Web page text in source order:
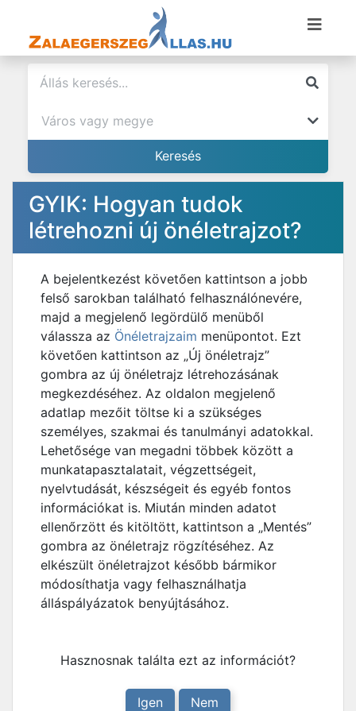
GYIK: Hogyan tudok
létrehozni új önéletrajzot?
A bejelentkezést követően kattintson a jobb
felső sarokban található felhasználónevére,
majd a megjelenő legördülő menüből
válassza az Önéletrajzaim menüpontot. Ezt
követően kattintson az „Új önéletrajz”
gombra az új önéletrajz létrehozásának
megkezdéséhez. Az oldalon megjelenő
adatlap mezőit töltse ki a szükséges
személyes, szakmai és tanulmányi adatokkal.
Lehetősége van megadni többek között a
munkatapasztalatait, végzettségeit,
nyelvtudását, készségeit és egyéb fontos
információkat is. Miután minden adatot
ellenőrzött és kitöltött, kattintson a „Mentés”
gombra az önéletrajz rögzítéséhez. Az
elkészült önéletrajzot később bármikor
módosíthatja vagy felhasználhatja
álláspályázatok benyújtásához.
Hasznosnak találta ezt az információt?
Igen Nem